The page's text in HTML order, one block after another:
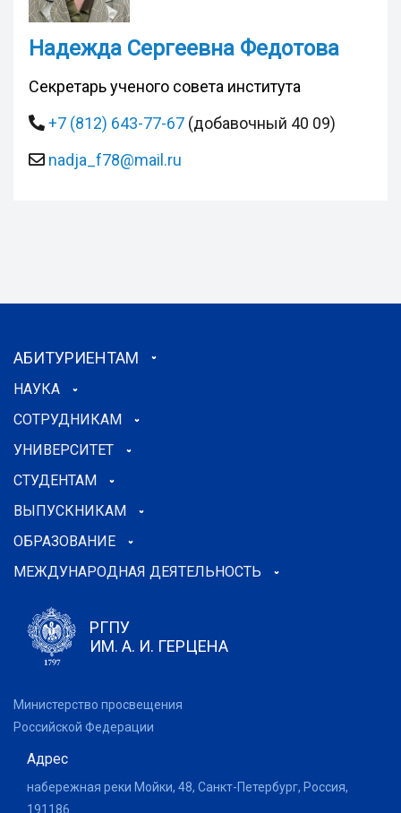
Надежда Сергеевна Федотова
Секретарь ученого совета института
+7 (812) 643-77-67 (добавочный 40 09)
nadja_f78@mail.ru
АБИТУРИЕНТАМ
НАУКА
СОТРУДНИКАМ
УНИВЕРСИТЕТ
СТУДЕНТАМ
ВЫПУСКНИКАМ
ОБРАЗОВАНИЕ
МЕЖДУНАРОДНАЯ ДЕЯТЕЛЬНОСТЬ
РГПУ
ИМ. А. И. ГЕРЦЕНА
Министерство просвещения
Российской Федерации
Адрес
набережная реки Мойки, 48, Санкт-Петербург, Россия,
191186